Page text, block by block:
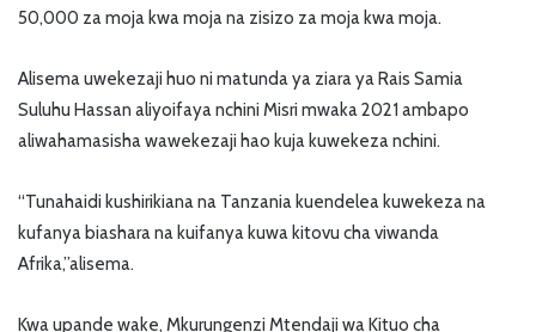
50,000 za moja kwa moja na zisizo za moja kwa moja.
Alisema uwekezaji huo ni matunda ya ziara ya Rais Samia
Suluhu Hassan aliyoifaya nchini Misri mwaka 2021 ambapo
aliwahamasisha wawekezaji hao kuja kuwekeza nchini.
“Tunahaidi kushirikiana na Tanzania kuendelea kuwekeza na
kufanya biashara na kuifanya kuwa kitovu cha viwanda
Afrika,”alisema.
Kwa upande wake, Mkurungenzi Mtendaji wa Kituo cha